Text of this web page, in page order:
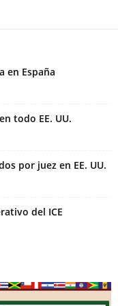
en España
todo EE. UU.
por juez en EE. UU.
del ICE